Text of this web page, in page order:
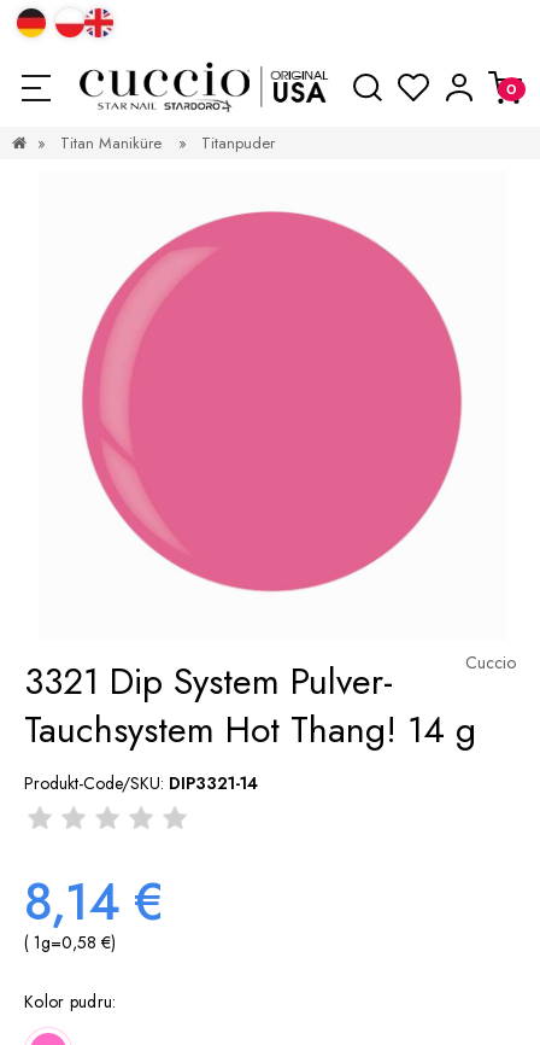
» Titan Maniküre » Titanpuder
Cuccio
3321 Dip System Pulver-
Tauchsystem Hot Thang! 14 g
Produkt-Code/SKU: DIP3321-14
8,14 €
( 1g=0,58 €)
Kolor pudru: